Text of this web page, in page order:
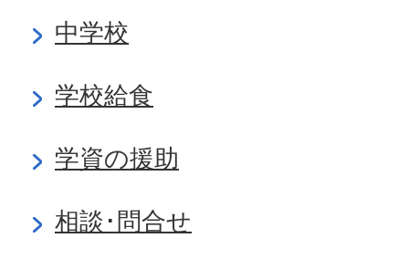
中学校
学校給食
学資の援助
相談･問合せ